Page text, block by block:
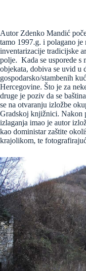
Autor Zdenko Mandić
tamo 1997.g. i polagano
inventarizacije tradicijske
polje. Kada se usporede s
objekata, dobiva se uvid u
gospodarsko/stambenih
Hercegovine. Što je za
druge je poziv da se
se na otvaranju izložbe
Gradskoj knjižnici. Nakon
izlaganja imao je autor
kao doministar zaštite
krajolikom, te